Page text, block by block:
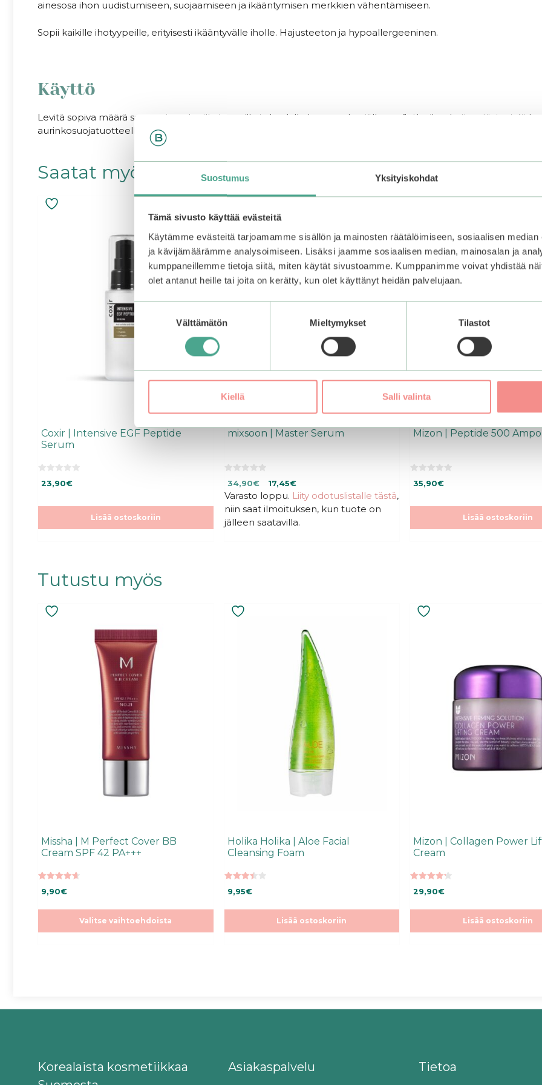
Suostumus Yksityiskohdat
Tämä sivusto käyttää evästeitä
Käytämme evästeitä tarjoamamme sisällön ja mainosten räätälöimiseen, sosiaalisen
ja kävijämäärämme analysoimiseen. Lisäksi jaamme sosiaalisen median, mainosalan ja
kumppaneillemme tietoja siitä, miten käytät sivustoamme. Kumppanimme voivat yhdistää
olet antanut heille tai joita on kerätty, kun olet käyttänyt heidän palvelujaan.
valinta
Välttämätön Mieltymykset Tilastot
Kiellä Salli valinta
ainesosa ihon uudistumiseen, suojaamiseen ja ikääntymisen merkkien vähentämiseen.
Sopii kaikille ihotyypeille, erityisesti ikääntyvälle iholle. Hajusteeton ja hypoallergeeninen.
Käyttö
Levitä sopiva määrä seerumia puhtaille kasvoille ja kaulalle kasvoveden jälkeen. Jatka ihonhoitorutiinia vielä
aurinkosuojatuotteella.
Saatat myös pitää...
Coxir | Intensive EGF Peptide
Serum
0
5
t
23,90€
Lisää ostoskoriin
mixsoon | Master Serum
0
5
:
s
t
Alkuperäinen
hinta
oli:
34,90€.
34,90€Nykyinen
hinta
on:
34,90€.
17,45€
Varasto loppu. Liity odotuslistalle tästä,
niin saat ilmoituksen, kun tuote on
jälleen saatavilla.
Mizon | Peptide 500
0
5
t
35,90€
Lisää ostoskoriin
Tutustu myös
Missha | M Perfect Cover BB
Cream SPF 42 PA+++
5:stä
9,90€
Valitse vaihtoehdoista
Tällä
Holika Holika | Aloe Facial
Cleansing Foam
5:stä
9,95€
Lisää ostoskoriin
Mizon | Collagen Power
Cream
5:stä
29,90€
Lisää ostoskoriin
Korealaista kosmetiikkaa
Asiakaspalvelu Tietoa